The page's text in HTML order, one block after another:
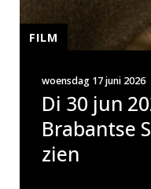
Di 30 jun
Brabantse
zien
woensdag 17 juni 2026
FILM